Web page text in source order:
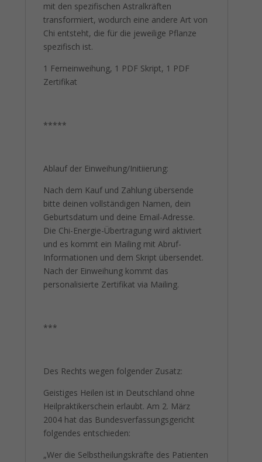
mit den spezifischen Astralkräften
transformiert, wodurch eine andere Art von
Chi entsteht, die für die jeweilige Pflanze
spezifisch ist.
1 Ferneinweihung, 1 PDF Skript, 1 PDF
Zertifikat
*****
Ablauf der Einweihung/Initiierung:
Nach dem Kauf und Zahlung übersende
bitte deinen vollständigen Namen, dein
Geburtsdatum und deine Email-Adresse.
Die Chi-Energie-Übertragung wird aktiviert
und es kommt ein Mailing mit Abruf-
Informationen und dem Skript übersendet.
Nach der Einweihung kommt das
personalisierte Zertifikat via Mailing.
***
Des Rechts wegen folgender Zusatz:
Geistiges Heilen ist in Deutschland ohne
Heilpraktikerschein erlaubt. Am 2. März
2004 hat das Bundesverfassungsgericht
folgendes entschieden:
„Wer die Selbstheilungskräfte des Patienten